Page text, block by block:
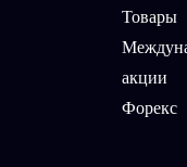
Товары
акции
Форекс